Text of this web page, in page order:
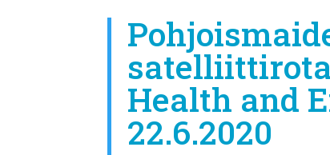
Health and
22.6.2020